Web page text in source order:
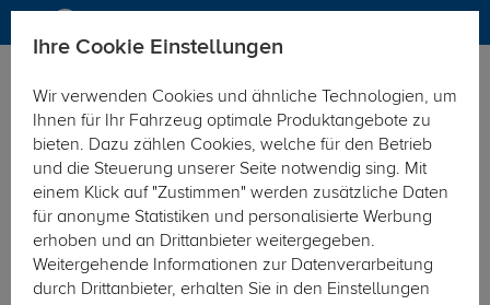
Hier geht's zur Fahrzeugübersicht: Toyota Corolla Kombi
Ihre Cookie Einstellungen
Wir verwenden Cookies und ähnliche Technologien, um
Ihnen für Ihr Fahrzeug optimale Produktangebote zu
bieten. Dazu zählen Cookies, welche für den Betrieb
und die Steuerung unserer Seite notwendig sing. Mit
einem Klick auf "Zustimmen" werden zusätzliche Daten
für anonyme Statistiken und personalisierte Werbung
erhoben und an Drittanbieter weitergegeben.
Weitergehende Informationen zur Datenverarbeitung
durch Drittanbieter, erhalten Sie in den Einstellungen